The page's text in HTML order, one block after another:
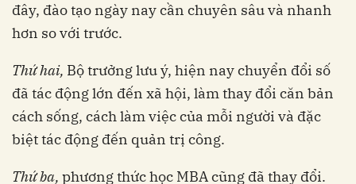
đây, đào tạo ngày nay cần chuyên sâu và nhanh
hơn so với trước.
Thứ hai, Bộ trưởng lưu ý, hiện nay chuyển đổi số
đã tác động lớn đến xã hội, làm thay đổi căn bản
cách sống, cách làm việc của mỗi người và đặc
biệt tác động đến quản trị công.
Thứ ba, phương thức học MBA cũng đã thay đổi.